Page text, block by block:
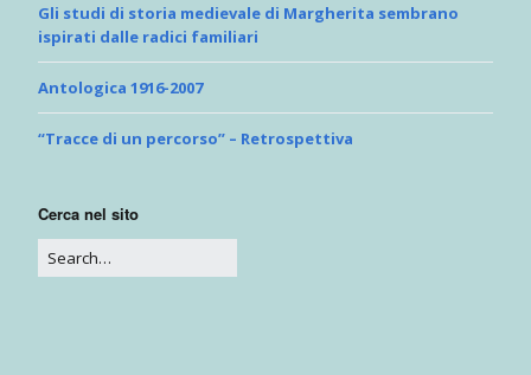
Gli studi di storia medievale di Margherita sembrano
ispirati dalle radici familiari
Antologica 1916-2007
“Tracce di un percorso” – Retrospettiva
Cerca nel sito